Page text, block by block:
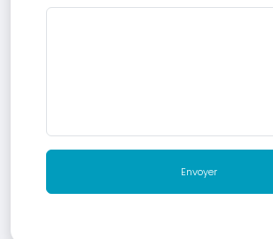
Envoyer